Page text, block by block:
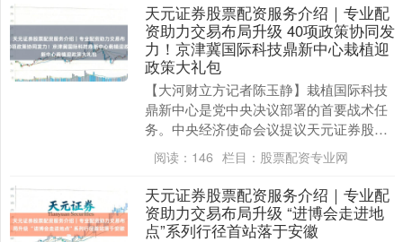
天元证券股票配资服务介绍｜专业配
资助力交易布局升级 40项政策协同发
力！京津冀国际科技鼎新中心栽植迎
政策大礼包
【大河财立方记者陈玉静】栽植国际科技
鼎新中心是党中央决议部署的首要战术任
务。中央经济使命会议提议天元证券股票
配资服务介绍｜专业配资助力交易布局升
级，栽植北京（京....
阅读： 146 栏目： 股票配资专业网
天元证券股票配资服务介绍｜专业配
资助力交易布局升级 “进博会走进地
点”系列行径首站落于安徽